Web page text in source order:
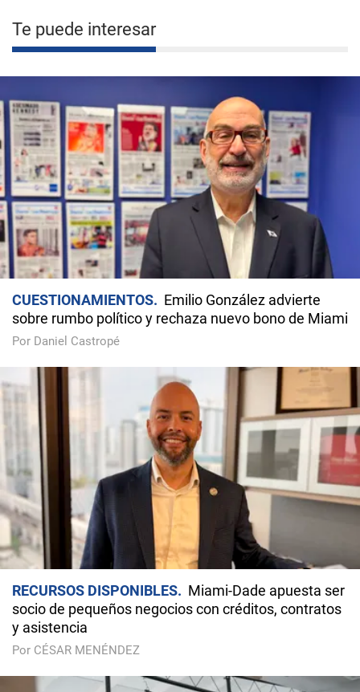
Te puede interesar
CUESTIONAMIENTOS
Emilio González advierte
sobre rumbo político y rechaza nuevo bono de Miami
Por Daniel Castropé
RECURSOS DISPONIBLES
Miami-Dade apuesta ser
socio de pequeños negocios con créditos, contratos
y asistencia
Por CÉSAR MENÉNDEZ